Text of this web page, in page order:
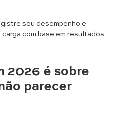
seu desempenho e
com base em resultados
2026 é sobre
parecer